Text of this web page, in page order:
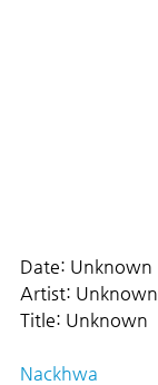
Date: Unknown
Artist: Unknown
Title: Unknown
Nackhwa